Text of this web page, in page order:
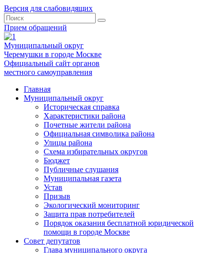
Версия для слабовидящих
Прием обращений
Муниципальный округ
Черемушки в городе Москве
Официальный сайт органов
местного самоуправления
Главная
Муниципальный округ
Историческая справка
Характеристики района
Почетные жители района
Официальная символика района
Улицы района
Схема избирательных округов
Бюджет
Публичные слушания
Муниципальная газета
Устав
Призыв
Экологический мониторинг
Защита прав потребителей
Порядок оказания бесплатной юридической
помощи в городе Москве
Совет депутатов
Глава муниципального округа